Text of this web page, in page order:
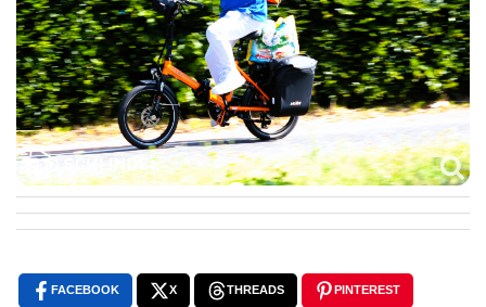
FACEBOOK X THREADS PINTEREST